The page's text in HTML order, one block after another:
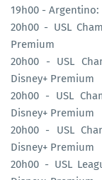
19h00 - Argentino:
20h00 - USL
Premium
20h00 - USL
Disney+ Premium
20h00 - USL
Disney+ Premium
20h00 - USL
Disney+ Premium
20h00 - USL